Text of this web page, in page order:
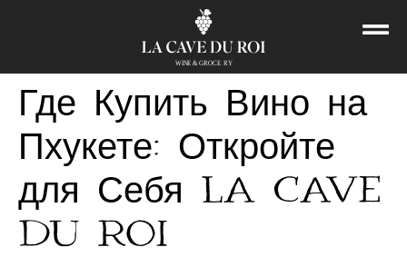
WINE & GROCE RY
Где Купить Вино на
Пхукете: Откройте
для Себя La Cave
du Roi